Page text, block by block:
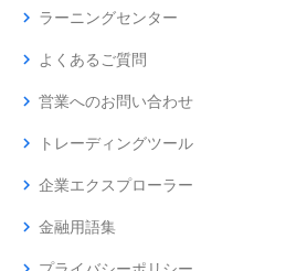
chevron_right ラーニングセンター
chevron_right よくあるご質問
chevron_right 営業へのお問い合わせ
chevron_right トレーディングツール
chevron_right 企業エクスプローラー
chevron_right 金融用語集